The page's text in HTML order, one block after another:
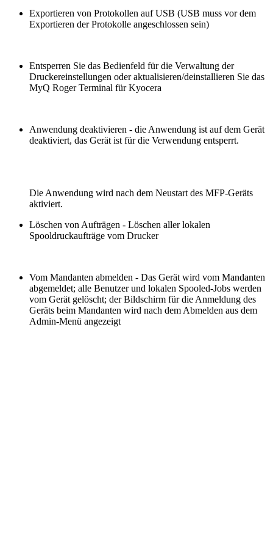
Exportieren von Protokollen auf USB (USB muss vor dem
Exportieren der Protokolle angeschlossen sein)
Entsperren Sie das Bedienfeld für die Verwaltung der
Druckereinstellungen oder aktualisieren/deinstallieren Sie das
MyQ Roger Terminal für Kyocera
Anwendung deaktivieren - die Anwendung ist auf dem Gerät
deaktiviert, das Gerät ist für die Verwendung entsperrt.
Die Anwendung wird nach dem Neustart des MFP-Geräts
aktiviert.
Löschen von Aufträgen - Löschen aller lokalen
Spooldruckaufträge vom Drucker
Vom Mandanten abmelden - Das Gerät wird vom Mandanten
abgemeldet; alle Benutzer und lokalen Spooled-Jobs werden
vom Gerät gelöscht; der Bildschirm für die Anmeldung des
Geräts beim Mandanten wird nach dem Abmelden aus dem
Admin-Menü angezeigt